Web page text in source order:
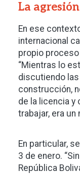
La
En ese
internacional
propio
“Mientras lo
discutiendo
construcción,
de la licencia y
trabajar, era
En particular,
3 de enero.
República